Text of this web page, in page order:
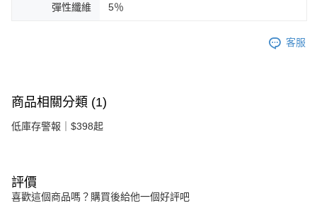
彈性纖維 5％
客服
商品相關分類 (1)
低庫存警報｜$398起
評價
喜歡這個商品嗎？購買後給他一個好評吧